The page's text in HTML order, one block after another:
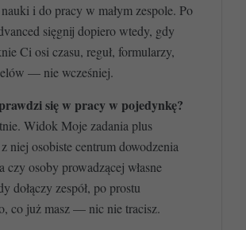
i do pracy w małym zespole. Po
sięgnij dopiero wtedy, gdy
Ci osi czasu, reguł, formularzy,
— nie wcześniej.
się w pracy w pojedynkę?
Widok Moje zadania plus
niej osobiste centrum dowodzenia
czy osoby prowadzącej własne
dołączy zespół, po prostu
co już masz — nic nie tracisz.